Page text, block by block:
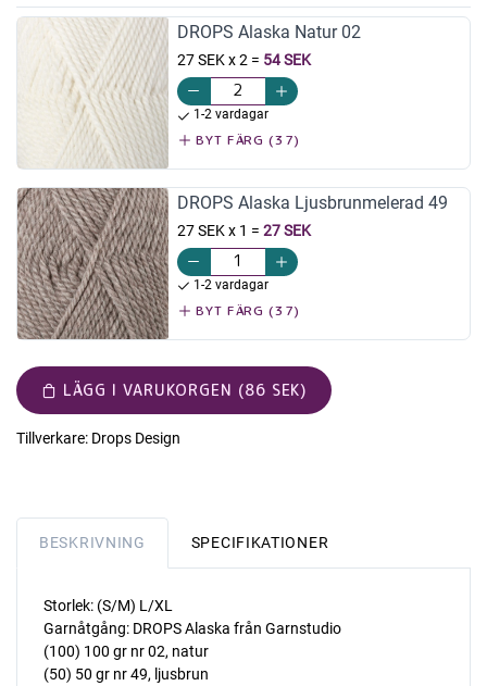
DROPS Alaska Natur 02
27 SEK x 2= 54 SEK
1-2 vardagar
BYT FÄRG (37)
DROPS Alaska Ljusbrunmelerad 49
27 SEK x 1 = 27 SEK
1-2 vardagar
BYT FÄRG (37)
LÄGG I VARUKORGEN (86 SEK)
Tillverkare: Drops Design
BESKRIVNING SPECIFIKATIONER
Storlek: (S/M) L/XL
Garnåtgång: DROPS Alaska från Garnstudio
(100) 100 gr nr 02, natur
(50) 50 gr nr 49, ljusbrun